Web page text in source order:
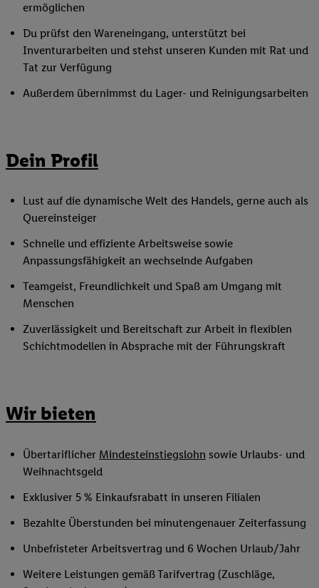
ermöglichen
Du prüfst den Wareneingang, unterstützt bei
Inventurarbeiten und stehst unseren Kunden mit Rat und
Tat zur Verfügung
Außerdem übernimmst du Lager- und Reinigungsarbeiten
Dein Profil
Lust auf die dynamische Welt des Handels, gerne auch als
Quereinsteiger
Schnelle und effiziente Arbeitsweise sowie
Anpassungsfähigkeit an wechselnde Aufgaben
Teamgeist, Freundlichkeit und Spaß am Umgang mit
Menschen
Zuverlässigkeit und Bereitschaft zur Arbeit in flexiblen
Schichtmodellen in Absprache mit der Führungskraft
Wir bieten
Übertariflicher Mindesteinstiegslohn sowie Urlaubs- und
Weihnachtsgeld
Exklusiver 5 % Einkaufsrabatt in unseren Filialen
Bezahlte Überstunden bei minutengenauer Zeiterfassung
Unbefristeter Arbeitsvertrag und 6 Wochen Urlaub/Jahr
Weitere Leistungen gemäß Tarifvertrag (Zuschläge,